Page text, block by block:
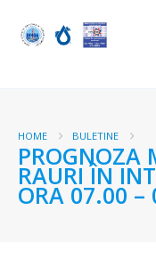
HOME BULETINE
PROGNOZA
RAURI ÎN
ORA 07.00 –